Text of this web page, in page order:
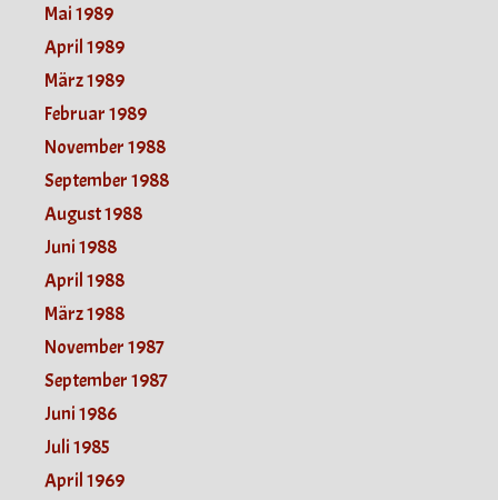
Mai 1989
April 1989
März 1989
Februar 1989
November 1988
September 1988
August 1988
Juni 1988
April 1988
März 1988
November 1987
September 1987
Juni 1986
Juli 1985
April 1969